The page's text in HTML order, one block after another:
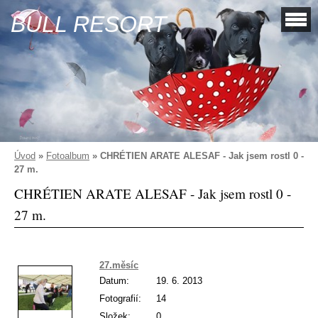
BULL RESORT
Úvod » Fotoalbum » CHRÉTIEN ARATE ALESAF - Jak jsem rostl 0 -
27 m.
CHRÉTIEN ARATE ALESAF - Jak jsem rostl 0 -
27 m.
27.měsíc
Datum:
19. 6. 2013
Fotografií:
14